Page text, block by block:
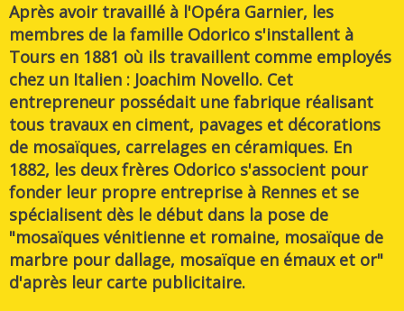
Après avoir travaillé à l'Opéra Garnier, les
membres de la famille Odorico s'installent à
Tours en 1881 où ils travaillent comme employés
chez un Italien : Joachim Novello. Cet
entrepreneur possédait une fabrique réalisant
tous travaux en ciment, pavages et décorations
de mosaïques, carrelages en céramiques. En
1882, les deux frères Odorico s'associent pour
fonder leur propre entreprise à Rennes et se
spécialisent dès le début dans la pose de
"mosaïques vénitienne et romaine, mosaïque de
marbre pour dallage, mosaïque en émaux et or"
d'après leur carte publicitaire.